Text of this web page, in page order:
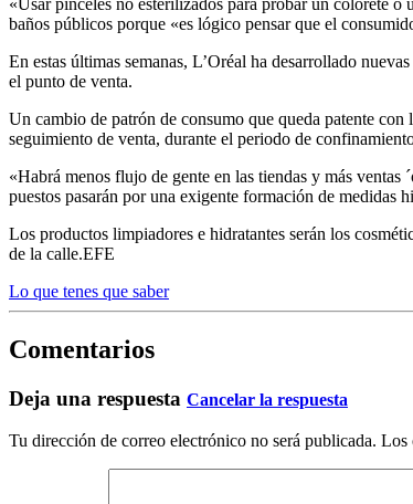
baños públicos porque «es lógico pensar que el
En estas últimas semanas, L’Oréal ha desarrollado
el punto de venta.
Un cambio de patrón de consumo que queda patente
seguimiento de venta, durante el periodo de
«Habrá menos flujo de gente en las tiendas y más ventas
puestos pasarán por una exigente formación de medidas
Los productos limpiadores e hidratantes serán los
de la calle.EFE
Lo que tenes que saber
Comentarios
Deja una respuesta Cancelar la respuesta
Tu dirección de correo electrónico no será publicada. Los